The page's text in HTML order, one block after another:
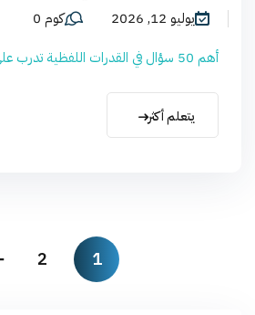
يوليو 12, 2026
كوم 0
أهم 50 سؤال في القدرات اللفظية تدرب على أهم 50...
يتعلم أكثر
1
2